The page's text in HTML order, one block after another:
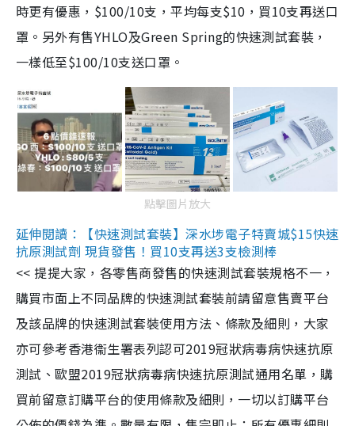
時更有優惠，$100/10支，平均每支$10，買10支再送口
罩。另外有售YHLO及Green Spring的快速測試套裝，
一樣低至$100/10支送口罩。
點擊圖片放大
延伸閱讀：【快速測試套裝】深水埗電子特賣城$15快速
抗原測試劑 現貨發售！買10支再送3支檢測棒
<< 提提大家，各零售商發售的快速測試套裝規格不一，
購買市面上不同品牌的快速測試套裝前請留意售賣平台
及該品牌的快速測試套裝使用方法、條款及細則，大家
亦可參考香港衞生署表列認可2019冠狀病毒病快速抗原
測試、歐盟2019冠狀病毒病快速抗原測試通用名單，購
買前留意訂購平台的使用條款及細則，一切以訂購平台